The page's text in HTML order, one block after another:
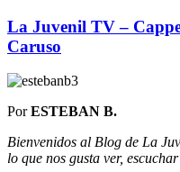
La Juvenil TV –
Caruso
PorESTEBAN B.
Bienvenidos al Blog de La
lo que nos gusta ver,